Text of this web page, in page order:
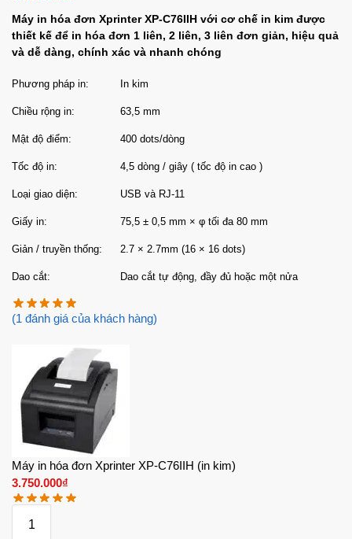
Máy in hóa đơn Xprinter XP-C76IIH với cơ chế in kim được
thiết kế để in hóa đơn 1 liên, 2 liên, 3 liên đơn giản, hiệu quả
và dễ dàng, chính xác và nhanh chóng
Phương pháp in: In kim
Chiều rộng in: 63,5 mm
Mật độ điểm: 400 dots/dòng
Tốc độ in: 4,5 dòng / giây ( tốc độ in cao )
Loại giao diện: USB và RJ-11
Giấy in: 75,5 ± 0,5 mm × φ tối đa 80 mm
Giản / truyền thống: 2.7 × 2.7mm (16 × 16 dots)
Dao cắt: Dao cắt tự động, đầy đủ hoặc một nửa
(1 đánh giá của khách hàng)
Máy in hóa đơn Xprinter XP-C76IIH (in kim)
3.750.000₫